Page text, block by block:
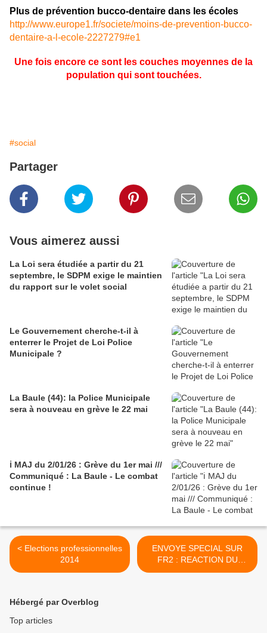
Plus de prévention bucco-dentaire dans les écoles
http://www.europe1.fr/societe/moins-de-prevention-bucco-
dentaire-a-l-ecole-2227279#e1
Une fois encore ce sont les couches moyennes de la
population qui sont touchées.
#social
Partager
Vous aimerez aussi
La Loi sera étudiée a partir du 21
septembre, le SDPM exige le maintien
du rapport sur le volet social
Le Gouvernement cherche-t-il à
enterrer le Projet de Loi Police
Municipale ?
La Baule (44): la Police Municipale
sera à nouveau en grève le 22 mai
ℹ️ MAJ du 2/01/26 : Grève du 1er mai ///
Communiqué : La Baule - Le combat
continue !
< Elections professionnelles
2014
ENVOYE SPECIAL SUR
FR2 : REACTION DU
SDPM >
Hébergé par Overblog
Top articles